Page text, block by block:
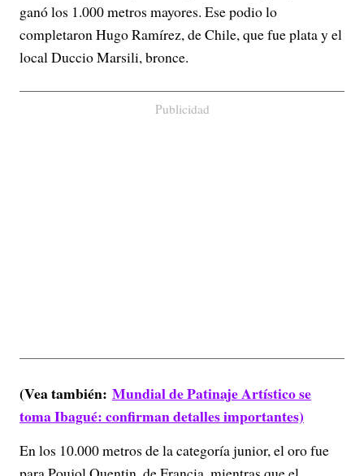
ganó los 1.000 metros mayores. Ese podio lo
completaron Hugo Ramírez, de Chile, que fue plata y el
local Duccio Marsili, bronce.
Publicidad
(Vea también: Mundial de Patinaje Artístico se
toma Ibagué: confirman detalles importantes)
En los 10.000 metros de la categoría junior, el oro fue